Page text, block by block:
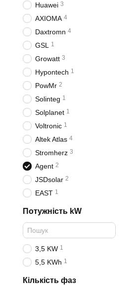
Huawei 3
AXIOMA 4
Daxtromn 4
GSL 1
Growatt 3
Hypontech 1
PowMr 2
Solinteg 1
Solplanet 1
Voltronic 1
Altek Atlas 4
Stromherz 3
Agent 2
JSDsolar 2
EAST 1
Потужність kW
3,5 KW 1
5,5 KWh 1
Кількість фаз